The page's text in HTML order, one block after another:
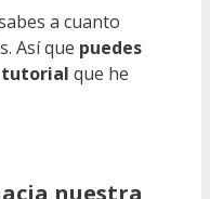
a cuanto
Así que puedes
tutorial que he